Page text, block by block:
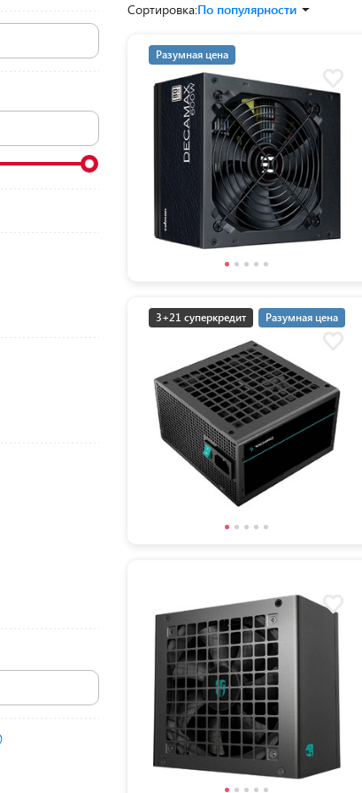
Сортировка:По популярности
Разумная цена
3+21 суперкредит Разумная цена